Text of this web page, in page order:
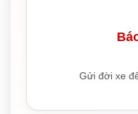
Gửi đời xe